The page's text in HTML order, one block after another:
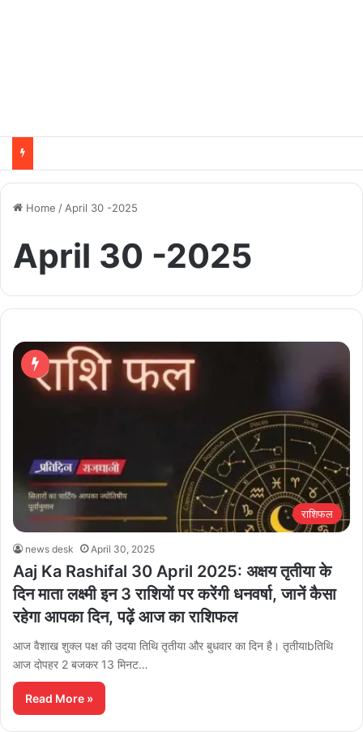
Home / April 30 -2025
April 30 -2025
राशिफल
news desk April 30, 2025
Aaj Ka Rashifal 30 April 2025: अक्षय तृतीया के
दिन माता लक्ष्मी इन 3 राशियों पर करेंगी धनवर्षा, जानें कैसा
रहेगा आपका दिन, पढ़ें आज का राशिफल
आज वैशाख शुक्ल पक्ष की उदया तिथि तृतीया और बुधवार का दिन है। तृतीयाbतिथि
आज दोपहर 2 बजकर 13 मिनट…
Read More »